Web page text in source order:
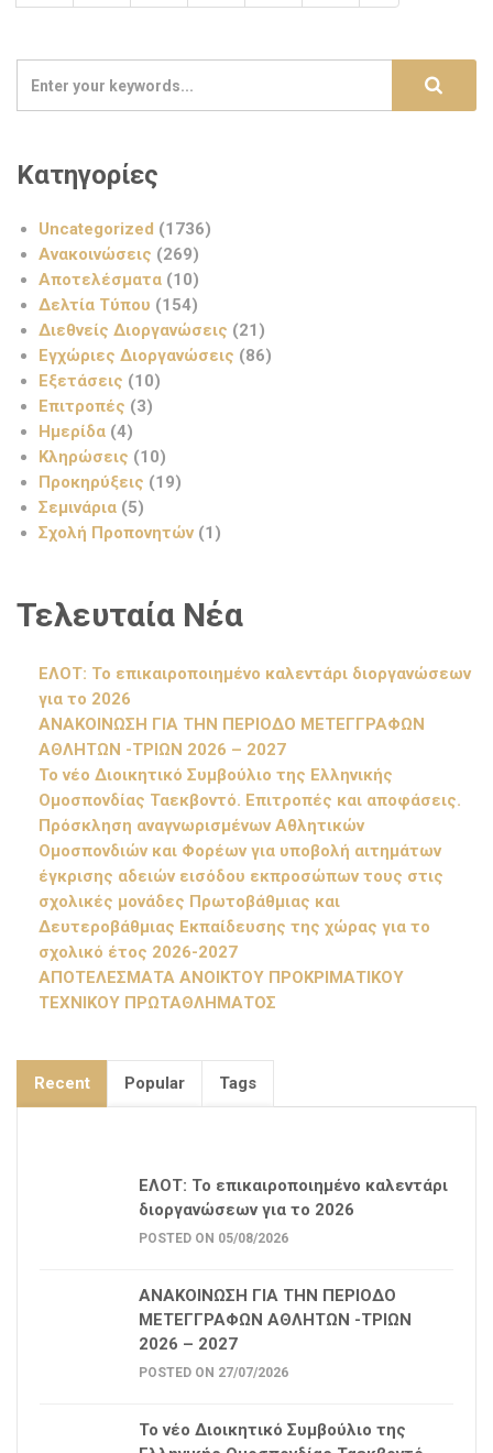
Κατηγορίες
Uncategorized (1736)
Ανακοινώσεις (269)
Αποτελέσματα (10)
Δελτία Τύπου (154)
Διεθνείς Διοργανώσεις (21)
Εγχώριες Διοργανώσεις (86)
Εξετάσεις (10)
Επιτροπές (3)
Ημερίδα (4)
Κληρώσεις (10)
Προκηρύξεις (19)
Σεμινάρια (5)
Σχολή Προπονητών (1)
Τελευταία Νέα
ΕΛΟΤ: Το επικαιροποιημένο καλεντάρι διοργανώσεων
για το 2026
ΑΝΑΚΟΙΝΩΣΗ ΓΙΑ ΤΗΝ ΠΕΡΙΟΔΟ ΜΕΤΕΓΓΡΑΦΩΝ
ΑΘΛΗΤΩΝ -ΤΡΙΩΝ 2026 – 2027
Το νέο Διοικητικό Συμβούλιο της Ελληνικής
Ομοσπονδίας Ταεκβοντό. Επιτροπές και αποφάσεις.
Πρόσκληση αναγνωρισμένων Αθλητικών
Ομοσπονδιών και Φορέων για υποβολή αιτημάτων
έγκρισης αδειών εισόδου εκπροσώπων τους στις
σχολικές μονάδες Πρωτοβάθμιας και
Δευτεροβάθμιας Εκπαίδευσης της χώρας για το
σχολικό έτος 2026-2027
ΑΠΟΤΕΛΕΣΜΑΤΑ ΑΝΟΙΚΤΟΥ ΠΡΟΚΡΙΜΑΤΙΚΟΥ
ΤΕΧΝΙΚΟΥ ΠΡΩΤΑΘΛΗΜΑΤΟΣ
Recent Popular Tags
ΕΛΟΤ: Το επικαιροποιημένο καλεντάρι
διοργανώσεων για το 2026
POSTED ON 05/08/2026
ΑΝΑΚΟΙΝΩΣΗ ΓΙΑ ΤΗΝ ΠΕΡΙΟΔΟ
ΜΕΤΕΓΓΡΑΦΩΝ ΑΘΛΗΤΩΝ -ΤΡΙΩΝ
2026 – 2027
POSTED ON 27/07/2026
Το νέο Διοικητικό Συμβούλιο της